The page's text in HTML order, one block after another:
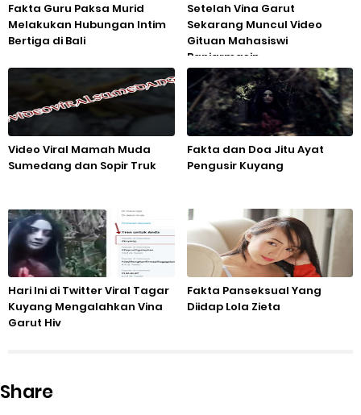
Fakta Guru Paksa Murid
Melakukan Hubungan Intim
Bertiga di Bali
Setelah Vina Garut
Sekarang Muncul Video
Gituan Mahasiswi
Banjarmasin
Video Viral Mamah Muda
Sumedang dan Sopir Truk
Fakta dan Doa Jitu Ayat
Pengusir Kuyang
Hari Ini di Twitter Viral Tagar
Kuyang Mengalahkan Vina
Garut Hiv
Fakta Panseksual Yang
Diidap Lola Zieta
Share